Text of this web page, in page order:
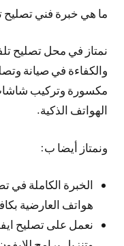
ما هي خبرة فني تصليح
نمتاز في محل تصليح
والكفاءة في صيانة
مكسورة وتركيب شاشات
الهواتف الذكية.
ونمتاز أيضا ب:
الخبرة الكاملة في
هواتف العارضية
نعمل على تصليح